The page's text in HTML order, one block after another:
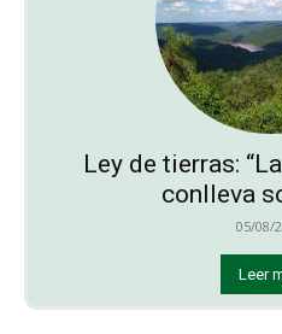
Ley de tierras:
conlleva
05/08/
Leer